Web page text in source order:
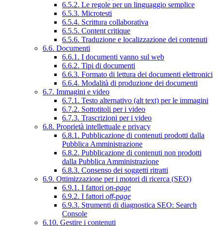
6.5.2. Le regole per un linguaggio semplice
6.5.3. Microtesti
6.5.4. Scrittura collaborativa
6.5.5. Content critique
6.5.6. Traduzione e localizzazione dei contenuti
6.6. Documenti
6.6.1. I documenti vanno sul web
6.6.2. Tipi di documenti
6.6.3. Formato di lettura dei documenti elettronici
6.6.4. Modalità di produzione dei documenti
6.7. Immagini e video
6.7.1. Testo alternativo (alt text) per le immagini
6.7.2. Sottotitoli per i video
6.7.3. Trascrizioni per i video
6.8. Proprietà intellettuale e privacy
6.8.1. Pubblicazione di contenuti prodotti dalla
Pubblica Amministrazione
6.8.2. Pubblicazione di contenuti non prodotti
dalla Pubblica Amministrazione
6.8.3. Consenso dei soggetti ritratti
6.9. Ottimizzazione per i motori di ricerca (SEO)
6.9.1. I fattori on-page
6.9.2. I fattori off-page
6.9.3. Strumenti di diagnostica SEO: Search
Console
6.10. Gestire i contenuti